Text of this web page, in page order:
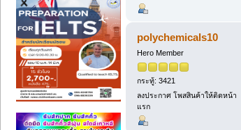
polychemicals10
Hero Member
กระทู้: 3421
ลงประกาศ โพสสินค้าให้ติดหน้า
แรก